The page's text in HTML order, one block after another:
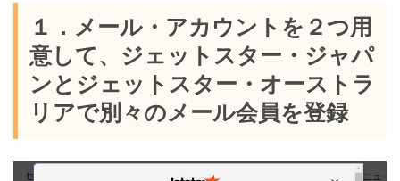
１．メール・アカウントを２つ用
意して、ジェットスター・ジャパ
ンとジェットスター・オーストラ
リアで別々のメール会員を登録